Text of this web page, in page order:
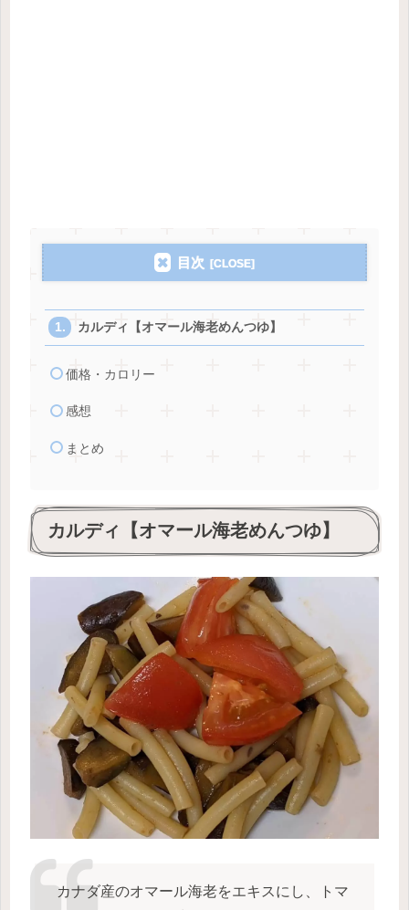
目次
カルディ【オマール海老めんつゆ】
価格・カロリー
感想
まとめ
カルディ【オマール海老めんつゆ】
カナダ産のオマール海老をエキスにし、トマ